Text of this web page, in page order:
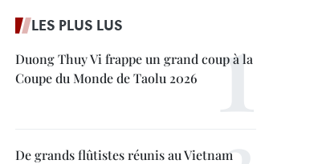
LES PLUS LUS
Duong Thuy Vi frappe un grand coup à la
Coupe du Monde de Taolu 2026
De grands flûtistes réunis au Vietnam